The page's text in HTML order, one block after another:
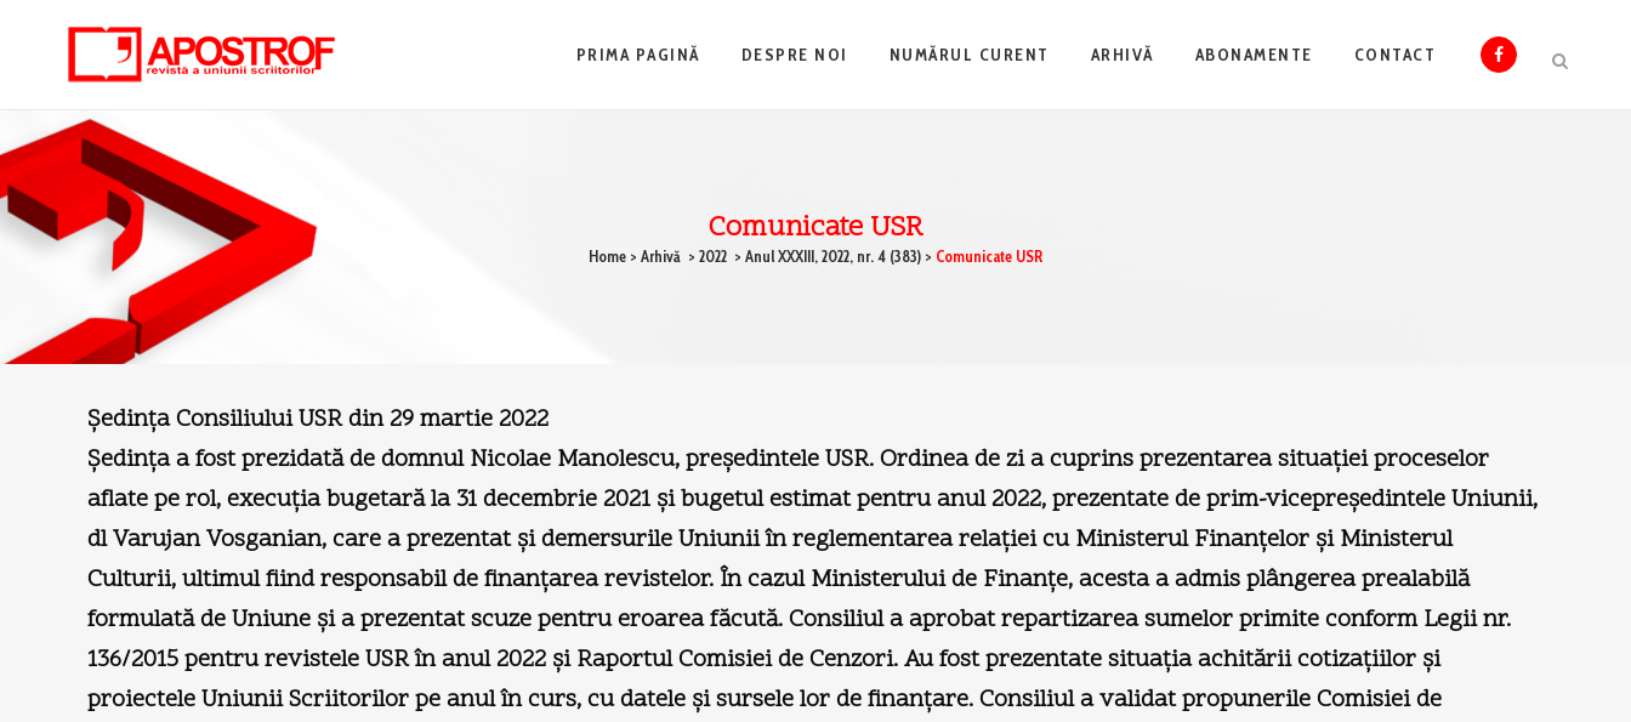
PRIMA PAGINĂ DESPRE NOI NUMĂRUL CURENT ARHIVĂ ABONAMENTE CONTACT
Comunicate USR
Home > Arhivă > 2022 > Anul XXXIII, 2022, nr. 4 (383) > Comunicate USR
Şedinţa Consiliului USR din 29 martie 2022
Şedinţa a fost prezidată de domnul Nicolae Manolescu, preşedintele USR. Ordinea de zi a cuprins prezentarea situaţiei proceselor
aflate pe rol, execuţia bugetară la 31 decembrie 2021 şi bugetul estimat pentru anul 2022, prezentate de prim-vicepreşedintele Uniunii,
dl Varujan Vosganian, care a prezentat şi demersurile Uniunii în reglementarea relaţiei cu Ministerul Finanţelor şi Ministerul
Culturii, ultimul fiind responsabil de finanţarea revistelor. În cazul Ministerului de Finanţe, acesta a admis plângerea prealabilă
formulată de Uniune şi a prezentat scuze pentru eroarea făcută. Consiliul a aprobat repartizarea sumelor primite conform Legii nr.
136/2015 pentru revistele USR în anul 2022 şi Raportul Comisiei de Cenzori. Au fost prezentate situaţia achitării cotizaţiilor şi
proiectele Uniunii Scriitorilor pe anul în curs, cu datele şi sursele lor de finanţare. Consiliul a validat propunerile Comisiei de